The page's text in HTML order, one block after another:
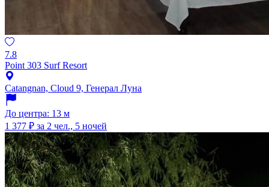
7.8
Point 303 Surf Resort
Catangnan, Cloud 9, Генерал Луна
До центра: 13 м
1 377 ₽ за 2 чел., 5 ночей